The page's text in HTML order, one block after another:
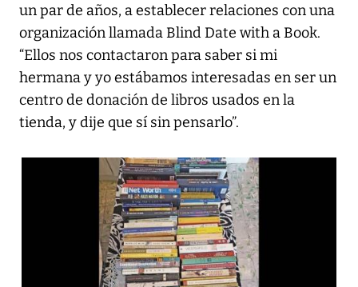
un par de años, a establecer relaciones con una
organización llamada Blind Date with a Book.
“Ellos nos contactaron para saber si mi
hermana y yo estábamos interesadas en ser un
centro de donación de libros usados en la
tienda, y dije que sí sin pensarlo”.